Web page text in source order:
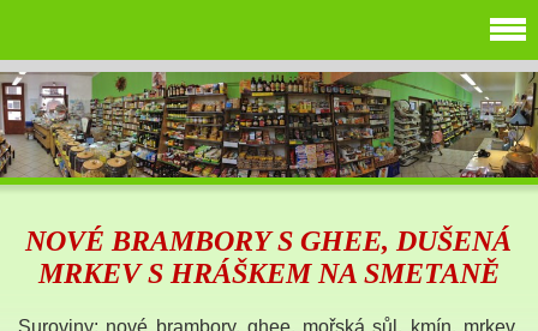
NOVÉ BRAMBORY S GHEE, DUŠENÁ
MRKEV S HRÁŠKEM NA SMETANĚ
Suroviny: nové brambory, ghee, mořská sůl, kmín, mrkev,